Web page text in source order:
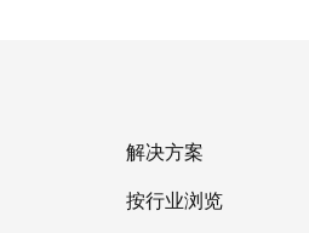
解决方案
按行业浏览